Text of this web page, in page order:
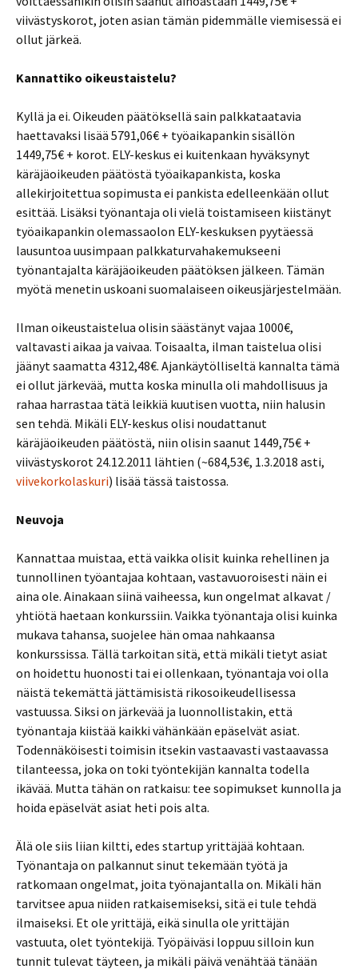
viivästyskorot, joten asian tämän pidemmälle viemisessä ei
ollut järkeä.
Kannattiko oikeustaistelu?
Kyllä ja ei. Oikeuden päätöksellä sain palkkataatavia
haettavaksi lisää 5791,06€ + työaikapankin sisällön
1449,75€ + korot. ELY-keskus ei kuitenkaan hyväksynyt
käräjäoikeuden päätöstä työaikapankista, koska
allekirjoitettua sopimusta ei pankista edelleenkään ollut
esittää. Lisäksi työnantaja oli vielä toistamiseen kiistänyt
työaikapankin olemassaolon ELY-keskuksen pyytäessä
lausuntoa uusimpaan palkkaturvahakemukseeni
työnantajalta käräjäoikeuden päätöksen jälkeen. Tämän
myötä menetin uskoani suomalaiseen oikeusjärjestelmään.
Ilman oikeustaistelua olisin säästänyt vajaa 1000€,
valtavasti aikaa ja vaivaa. Toisaalta, ilman taistelua olisi
jäänyt saamatta 4312,48€. Ajankäytölliseltä kannalta tämä
ei ollut järkevää, mutta koska minulla oli mahdollisuus ja
rahaa harrastaa tätä leikkiä kuutisen vuotta, niin halusin
sen tehdä. Mikäli ELY-keskus olisi noudattanut
käräjäoikeuden päätöstä, niin olisin saanut 1449,75€ +
viivästyskorot 24.12.2011 lähtien (~684,53€, 1.3.2018 asti,
viivekorkolaskuri) lisää tässä taistossa.
Neuvoja
Kannattaa muistaa, että vaikka olisit kuinka rehellinen ja
tunnollinen työantajaa kohtaan, vastavuoroisesti näin ei
aina ole. Ainakaan siinä vaiheessa, kun ongelmat alkavat /
yhtiötä haetaan konkurssiin. Vaikka työnantaja olisi kuinka
mukava tahansa, suojelee hän omaa nahkaansa
konkurssissa. Tällä tarkoitan sitä, että mikäli tietyt asiat
on hoidettu huonosti tai ei ollenkaan, työnantaja voi olla
näistä tekemättä jättämisistä rikosoikeudellisessa
vastuussa. Siksi on järkevää ja luonnollistakin, että
työnantaja kiistää kaikki vähänkään epäselvät asiat.
Todennäköisesti toimisin itsekin vastaavasti vastaavassa
tilanteessa, joka on toki työntekijän kannalta todella
ikävää. Mutta tähän on ratkaisu: tee sopimukset kunnolla ja
hoida epäselvät asiat heti pois alta.
Älä ole siis liian kiltti, edes startup yrittäjää kohtaan.
Työnantaja on palkannut sinut tekemään työtä ja
ratkomaan ongelmat, joita työnajantalla on. Mikäli hän
tarvitsee apua niiden ratkaisemiseksi, sitä ei tule tehdä
ilmaiseksi. Et ole yrittäjä, eikä sinulla ole yrittäjän
vastuuta, olet työntekijä. Työpäiväsi loppuu silloin kun
tunnit tulevat täyteen, ja mikäli päivä venähtää tänään